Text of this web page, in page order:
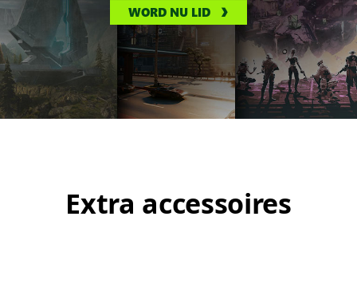
WORD NU LID
Extra accessoires